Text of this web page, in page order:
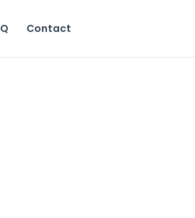
Contact